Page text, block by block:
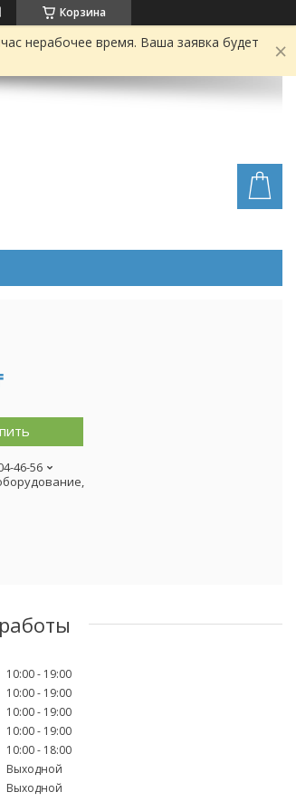
Корзина
нерабочее время. Ваша заявка будет
46-56
10:00
19:00
10:00
19:00
10:00
19:00
10:00
19:00
10:00
18:00
Выходной
Выходной